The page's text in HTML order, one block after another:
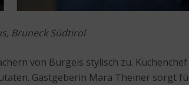
Bruneck Südtirol
von Burgeis stylisch zu.
Gastgeberin Mara Theiner sorgt